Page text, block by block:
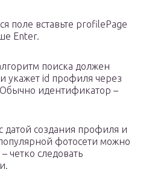
поле вставьте profilePage
Enter.
поиска должен
укажет id профиля через
идентификатор –
датой создания профиля и
фотосети можно
четко следовать